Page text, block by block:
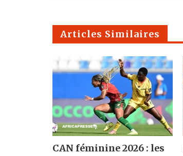
Articles Similaires
CAN féminine 2026 : les